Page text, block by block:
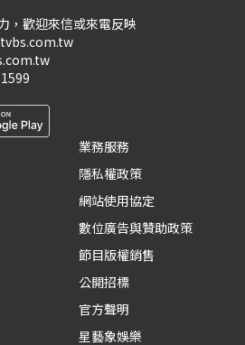
，歡迎來信或來電反映
業務服務
隱私權政策
網站使用協定
數位廣告與贊助政策
節目版權銷售
公開招標
官方聲明
星藝象娛樂